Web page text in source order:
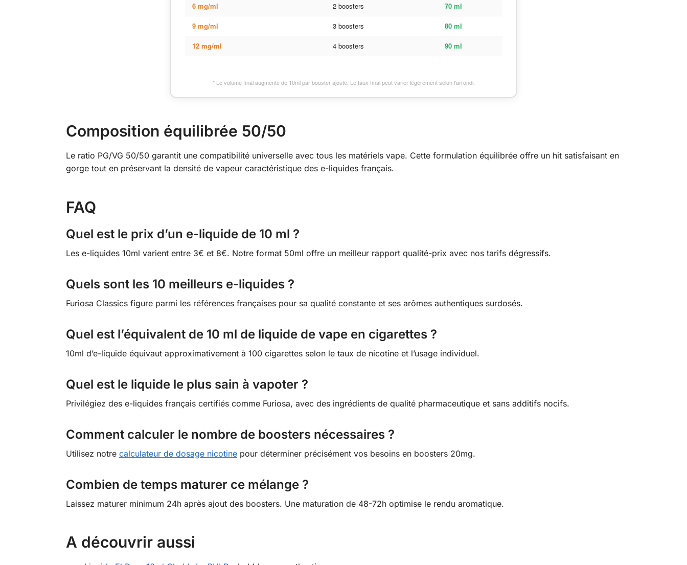
6 mg/ml 2 boosters 70 ml
9 mg/ml 3 boosters 80 ml
12 mg/ml 4 boosters 90 ml
* Le volume final augmente de 10ml par booster ajouté. Le taux final peut varier légèrement selon l'arrondi.
Composition équilibrée 50/50
Le ratio PG/VG 50/50 garantit une compatibilité universelle avec tous les matériels vape. Cette formulation équilibrée offre un hit satisfaisant en
gorge tout en préservant la densité de vapeur caractéristique des e-liquides français.
FAQ
Quel est le prix d’un e-liquide de 10 ml ?
Les e-liquides 10ml varient entre 3€ et 8€. Notre format 50ml offre un meilleur rapport qualité-prix avec nos tarifs dégressifs.
Quels sont les 10 meilleurs e-liquides ?
Furiosa Classics figure parmi les références françaises pour sa qualité constante et ses arômes authentiques surdosés.
Quel est l’équivalent de 10 ml de liquide de vape en cigarettes ?
10ml d’e-liquide équivaut approximativement à 100 cigarettes selon le taux de nicotine et l’usage individuel.
Quel est le liquide le plus sain à vapoter ?
Privilégiez des e-liquides français certifiés comme Furiosa, avec des ingrédients de qualité pharmaceutique et sans additifs nocifs.
Comment calculer le nombre de boosters nécessaires ?
Utilisez notre calculateur de dosage nicotinepour déterminer précisément vos besoins en boosters 20mg.
Combien de temps maturer ce mélange ?
Laissez maturer minimum 24h après ajout des boosters. Une maturation de 48-72h optimise le rendu aromatique.
A découvrir aussi